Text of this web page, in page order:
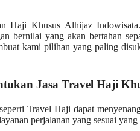
Haji Khusus Alhijaz
bernilai yang akan bertahan
kami pilihan yang paling
Jasa Travel Haji
Travel Haji dapat
perjalanan yang sesuai